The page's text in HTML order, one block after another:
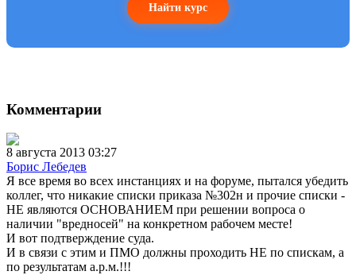
Найти курс
Комментарии
8 августа 2013 03:27
Борис Лебедев
Я все время во всех инстанциях и на форуме, пытался убедить
коллег, что никакие списки приказа №302н и прочие списки -
НЕ являются ОСНОВАНИЕМ при решении вопроса о
наличии "вредносей" на конкретном рабочем месте!
И вот подтверждение суда.
И в связи с этим и ПМО должны проходить НЕ по спискам, а
по результатам а.р.м.!!!